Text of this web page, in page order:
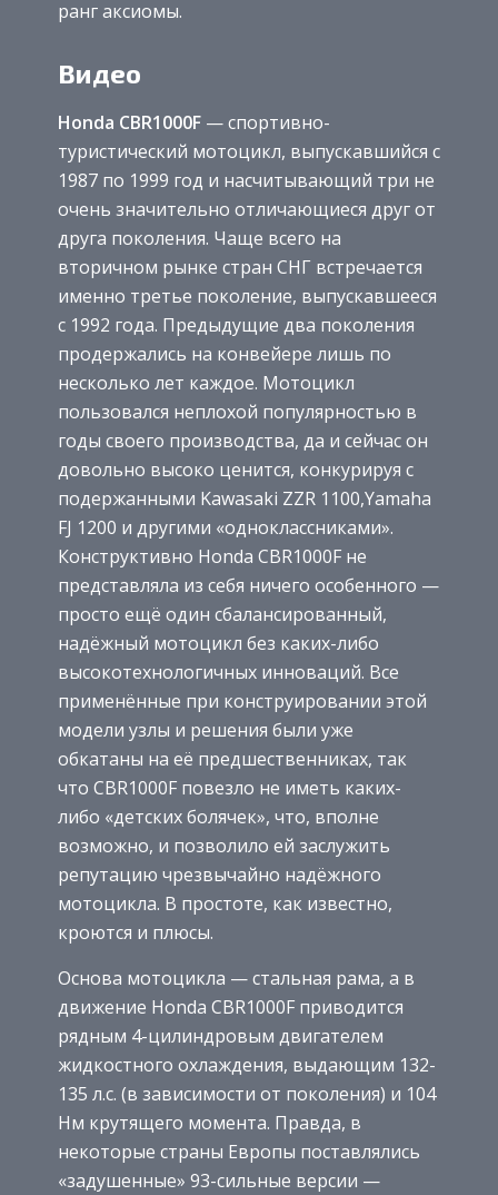
ранг аксиомы.
Видео
Honda CBR1000F — спортивно-
туристический мотоцикл, выпускавшийся с
1987 по 1999 год и насчитывающий три не
очень значительно отличающиеся друг от
друга поколения. Чаще всего на
вторичном рынке стран СНГ встречается
именно третье поколение, выпускавшееся
с 1992 года. Предыдущие два поколения
продержались на конвейере лишь по
несколько лет каждое. Мотоцикл
пользовался неплохой популярностью в
годы своего производства, да и сейчас он
довольно высоко ценится, конкурируя с
подержанными Kawasaki ZZR 1100,Yamaha
FJ 1200 и другими «одноклассниками».
Конструктивно Honda CBR1000F не
представляла из себя ничего особенного —
просто ещё один сбалансированный,
надёжный мотоцикл без каких-либо
высокотехнологичных инноваций. Все
применённые при конструировании этой
модели узлы и решения были уже
обкатаны на её предшественниках, так
что CBR1000F повезло не иметь каких-
либо «детских болячек», что, вполне
возможно, и позволило ей заслужить
репутацию чрезвычайно надёжного
мотоцикла. В простоте, как известно,
кроются и плюсы.
Основа мотоцикла — стальная рама, а в
движение Honda CBR1000F приводится
рядным 4-цилиндровым двигателем
жидкостного охлаждения, выдающим 132-
135 л.с. (в зависимости от поколения) и 104
Нм крутящего момента. Правда, в
некоторые страны Европы поставлялись
«задушенные» 93-сильные версии —